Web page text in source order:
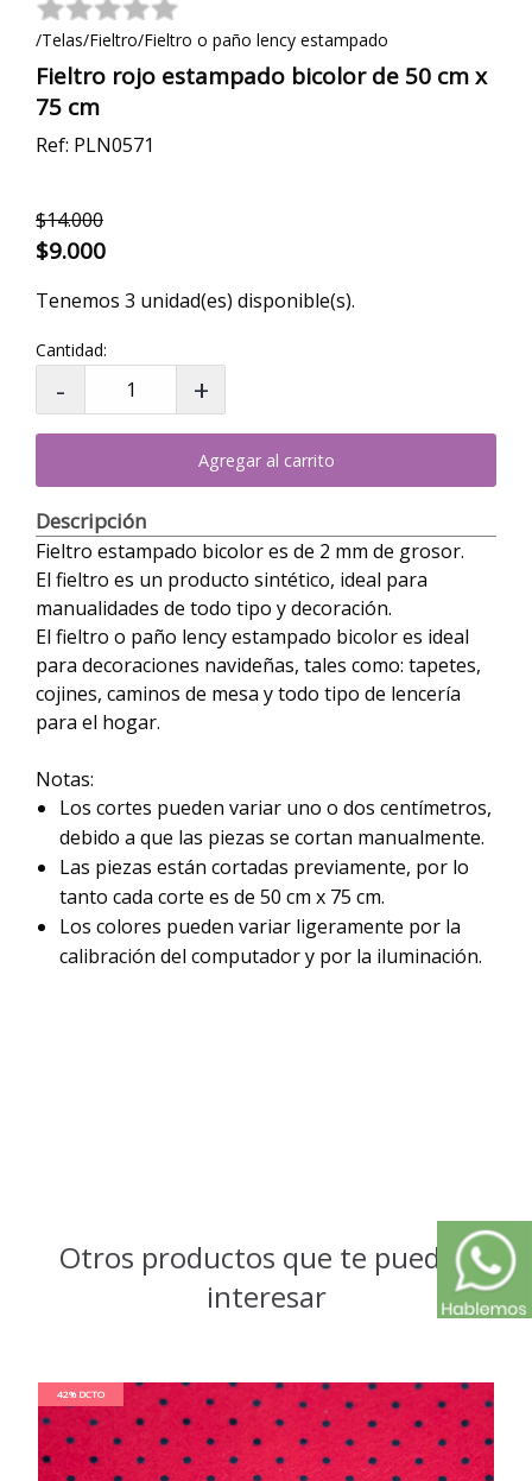
/Telas/Fieltro/Fieltro o paño lency estampado
Fieltro rojo estampado bicolor de 50 cm x
75 cm
Ref: PLN0571
$14.000
$9.000
Tenemos 3 unidad(es) disponible(s).
Cantidad:
Agregar al carrito
Descripción
Fieltro estampado bicolor es de 2 mm de grosor.
El fieltro es un producto sintético, ideal para
manualidades de todo tipo y decoración.
El fieltro o paño lency estampado bicolor es ideal
para decoraciones navideñas, tales como: tapetes,
cojines, caminos de mesa y todo tipo de lencería
para el hogar.
Notas:
Los cortes pueden variar uno o dos centímetros,
debido a que las piezas se cortan manualmente.
Las piezas están cortadas previamente, por lo
tanto cada corte es de 50 cm x 75 cm.
Los colores pueden variar ligeramente por la
calibración del computador y por la iluminación.
Otros productos que te pueden
interesar
42% DCTO